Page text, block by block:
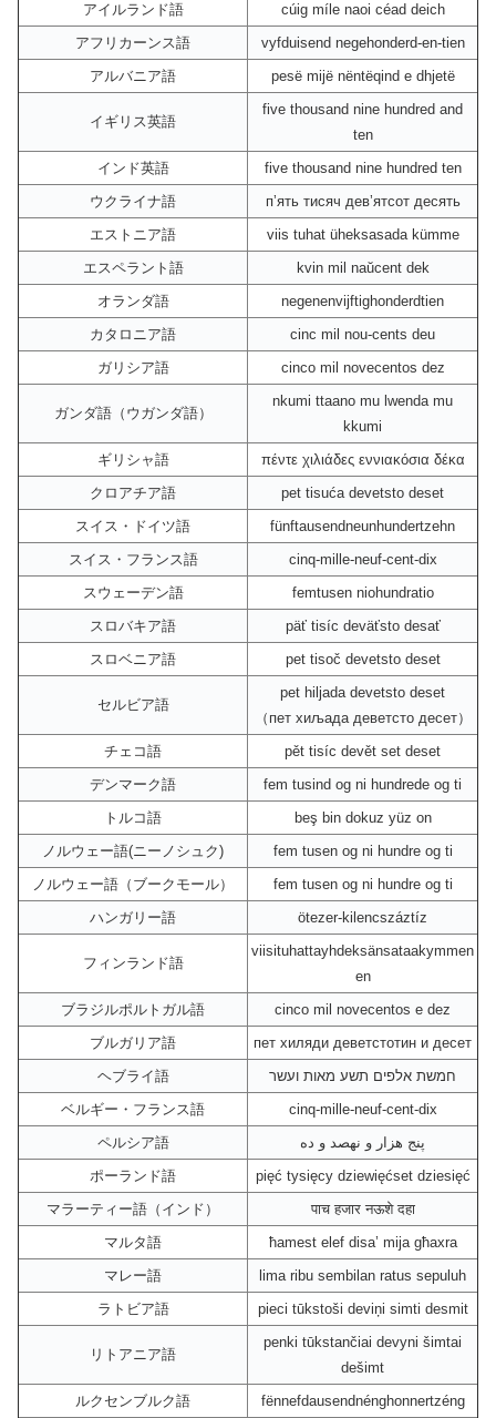
アイルランド語
cúig míle naoi céad deich
アフリカーンス語
vyfduisend negehonderd-en-tien
アルバニア語
pesë mijë nëntëqind e dhjetë
イギリス英語
five thousand nine hundred and
ten
インド英語
five thousand nine hundred ten
ウクライナ語
пʼять тисяч девʼятсот десять
エストニア語
viis tuhat üheksasada kümme
エスペラント語
kvin mil naŭcent dek
オランダ語
negenenvijftighonderdtien
カタロニア語
cinc mil nou-cents deu
ガリシア語
cinco mil novecentos dez
ガンダ語（ウガンダ語）
nkumi ttaano mu lwenda mu
kkumi
ギリシャ語
πέντε χιλιάδες εννιακόσια δέκα
クロアチア語
pet tisuća devetsto deset
スイス・ドイツ語
fünftausendneunhundertzehn
スイス・フランス語
cinq-mille-neuf-cent-dix
スウェーデン語
femtusen niohundratio
スロバキア語
päť tisíc deväťsto desať
スロベニア語
pet tisoč devetsto deset
セルビア語
pet hiljada devetsto deset
（пет хиљада деветсто десет）
チェコ語
pět tisíc devět set deset
デンマーク語
fem tusind og ni hundrede og ti
トルコ語
beş bin dokuz yüz on
ノルウェー語(ニーノシュク)
fem tusen og ni hundre og ti
ノルウェー語（ブークモール）
fem tusen og ni hundre og ti
ハンガリー語
ötezer-kilencszáztíz
フィンランド語
viisituhattayhdeksänsataakymmen
en
ブラジルポルトガル語
cinco mil novecentos e dez
ブルガリア語
пет хиляди деветстотин и десет
ヘブライ語
חמשת אלפים תשע מאות ועשר
ベルギー・フランス語
cinq-mille-neuf-cent-dix
ペルシア語
پنج هزار و نهصد و ده
ポーランド語
pięć tysięcy dziewięćset dziesięć
マラーティー語（インド）
पाच हजार नऊशे दहा
マルタ語
ħamest elef disa’ mija għaxra
マレー語
lima ribu sembilan ratus sepuluh
ラトビア語
pieci tūkstoši deviņi simti desmit
リトアニア語
penki tūkstančiai devyni šimtai
dešimt
ルクセンブルク語
fënnefdausendnénghonnertzéng